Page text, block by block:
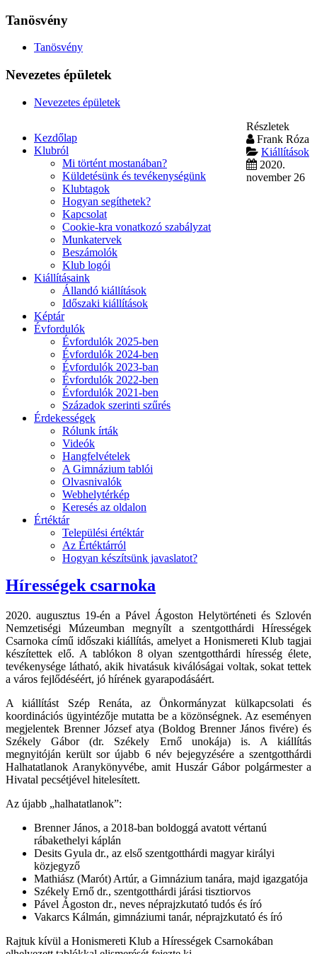
Tanösvény
Tanösvény
Nevezetes épületek
Nevezetes épületek
Kezdőlap
Klubról
Mi történt mostanában?
Küldetésünk és tevékenységünk
Klubtagok
Hogyan segíthetek?
Kapcsolat
Cookie-kra vonatkozó szabályzat
Munkatervek
Beszámolók
Klub logói
Kiállításaink
Állandó kiállítások
Időszaki kiállítások
Képtár
Évfordulók
Évfordulók 2025-ben
Évfordulók 2024-ben
Évfordulók 2023-ban
Évfordulók 2022-ben
Évfordulók 2021-ben
Századok szerinti szűrés
Érdekességek
Rólunk írták
Videók
Hangfelvételek
A Gimnázium tablói
Olvasnivalók
Webhelytérkép
Keresés az oldalon
Értéktár
Települési értéktár
Az Értéktárról
Hogyan készítsünk javaslatot?
Részletek
Frank Róza
Kiállítások
2020.
november 26
Hírességek csarnoka
2020. augusztus 19-én a Pável Ágoston Helytörténeti és Szlovén
Nemzetiségi Múzeumban megnyílt a szentgotthárdi Hírességek
Csarnoka című időszaki kiállítás, amelyet a Honismereti Klub tagjai
készítettek elő. A tablókon 8 olyan szentgotthárdi híresség élete,
tevékenysége látható, akik hivatásuk kiválóságai voltak, sokat tettek
a város fejlődéséért, jó hírének gyarapodásáért.
A kiállítást Szép Renáta, az Önkormányzat külkapcsolati és
koordinációs ügyintézője mutatta be a közönségnek. Az eseményen
megjelentek Brenner József atya (Boldog Brenner János fivére) és
Székely Gábor (dr. Székely Ernő unokája) is. A kiállítás
megnyitóján került sor újabb 6 név bejegyzésére a szentgotthárdi
Halhatatlanok Aranykönyvébe, amit Huszár Gábor polgármester a
Hivatal pecsétjével hitelesített.
Az újabb „halhatatlanok”:
Brenner János, a 2018-ban boldoggá avatott vértanú
rábakethelyi káplán
Desits Gyula dr., az első szentgotthárdi magyar királyi
közjegyző
Mathiász (Marót) Artúr, a Gimnázium tanára, majd igazgatója
Székely Ernő dr., szentgotthárdi járási tisztiorvos
Pável Ágoston dr., neves néprajzkutató tudós és író
Vakarcs Kálmán, gimnáziumi tanár, néprajzkutató és író
Rajtuk kívül a Honismereti Klub a Hírességek Csarnokában